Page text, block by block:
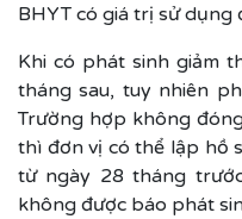
BHYT có giá trị sử dụng
Khi có phát sinh giảm
tháng sau, tuy nhiên
Trường hợp không
thì đơn vị có thể lập hồ
từ ngày 28 tháng
không được báo phát